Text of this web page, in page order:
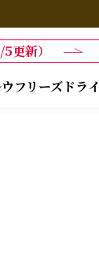
更新）
フリーズドライ